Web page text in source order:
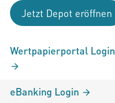
Jetzt Depot eröffnen
Wertpapierportal Login
eBanking Login